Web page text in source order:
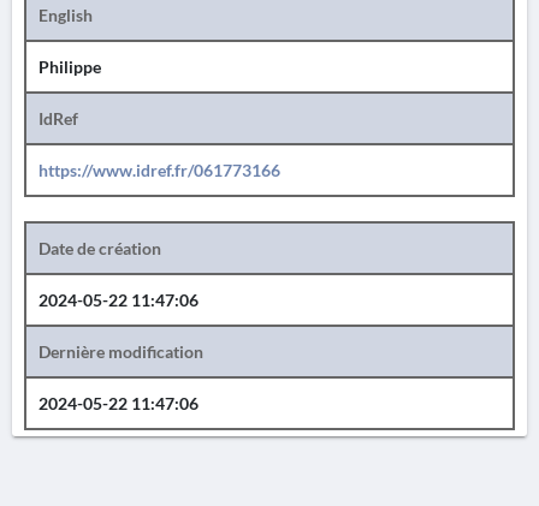
English
Philippe
IdRef
https://www.idref.fr/061773166
Date de création
2024-05-22 11:47:06
Dernière modification
2024-05-22 11:47:06